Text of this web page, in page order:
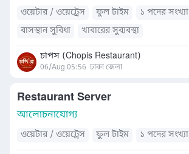
ওয়েটার / ওয়েট্রেস ফুল টাইম
১ পদের সংখ্যা
বাসস্থান সুবিধা
খাবারের সুব্যবস্থা
চপিস (Chopis Restaurant)
06/Aug 05:56 ঢাকা জেলা
Restaurant Server
আলোচনাযোগ্য
ওয়েটার / ওয়েট্রেস ফুল টাইম ১ পদের সংখ্যা